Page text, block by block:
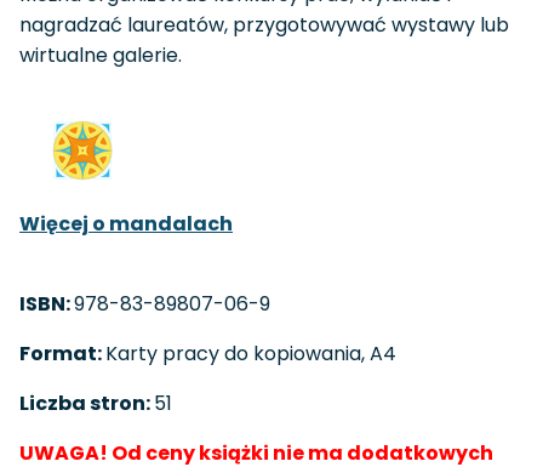
nagradzać laureatów, przygotowywać wystawy lub
wirtualne galerie.
Więcej o mandalach
ISBN:978-83-89807-06-9
Format:Karty pracy do kopiowania, A4
Liczba stron:51
UWAGA! Od ceny książki nie ma dodatkowych